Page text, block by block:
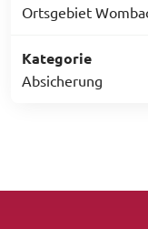
Ortsgebiet
Kategorie
Absicherung